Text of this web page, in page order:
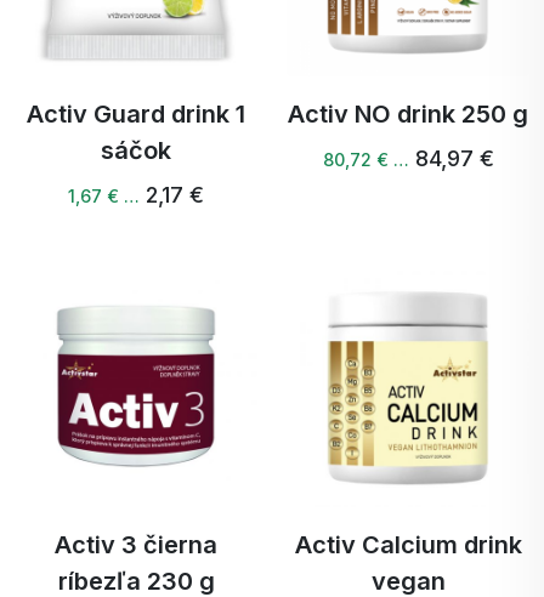
Activ Guard drink 1
sáčok
1,67 € … 2,17 €
Activ NO drink 250 g
80,72 € … 84,97 €
Activ 3 čierna
ríbezľa 230 g
Activ Calcium drink
vegan